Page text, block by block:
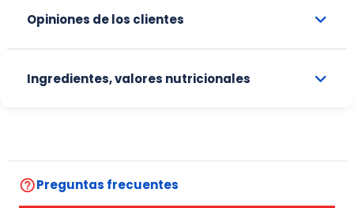
Opiniones de los clientes
Ingredientes, valores nutricionales
help_outlinePreguntas frecuentes